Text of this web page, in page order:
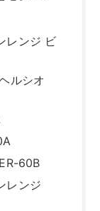
レンジ ビ
ルシオ
60B
レンジ